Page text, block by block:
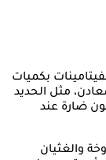
بكميات
مثل الحديد
ضارة عند
والغثيان